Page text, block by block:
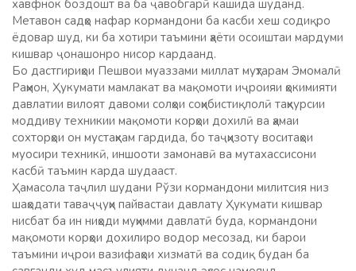
хавфнок боздошт ва ба ҷавобгарӣ кашида шуданд.
Метавон садҳо нафар кормандони ба касби хеш содиқро
ёдовар шуд, ки ба хотири таъмини ҳаёти осоиштаи мардуми
кишвар ҷонашонро нисор кардаанд.
Бо дастгириҳои Пешвои муаззами миллат муҳтарам Эмомалӣ
Раҳмон,​ Ҳукумати мамлакат ва мақомоти иҷроияи ҳокимияти
давлатии вилоят давоми солҳои соҳибистиқлолӣ таҳкурсии
моддиву техникии мақомоти корҳои дохилӣ ва ҳамаи
сохторҳои он мустаҳкам гардида, бо таҷҳизоту воситаҳои
муосири техникӣ, иншооти замонавӣ ва мутахассисони
касбӣ таъмин карда шудааст.
Ҳамасола таҷлил шудани Рўзи кормандони милитсия низ
шаҳодати таваҷҷуҳи пайвастаи давлату Ҳукумати кишвар
нисбат ба ин ниҳоди муҳимми давлатӣ буда, кормандони
мақомоти корҳои дохилиро водор месозад, ки барои
таъмини иҷрои вазифаҳои хизматӣ ва содиқ будан ба